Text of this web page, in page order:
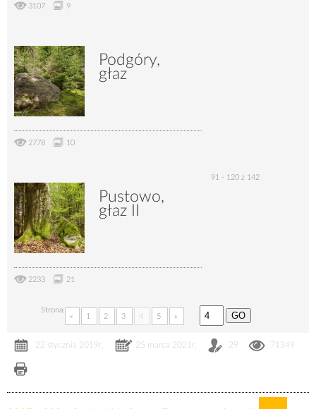
3107 9
Podgóry,
głaz
2778 10
Pustowo,
głaz II
2233 21
91 - 120 z 142
« 1 2 3 4 5 »
Strona:
22 stycznia 2019r. 25 marca 2021r. 29 71349